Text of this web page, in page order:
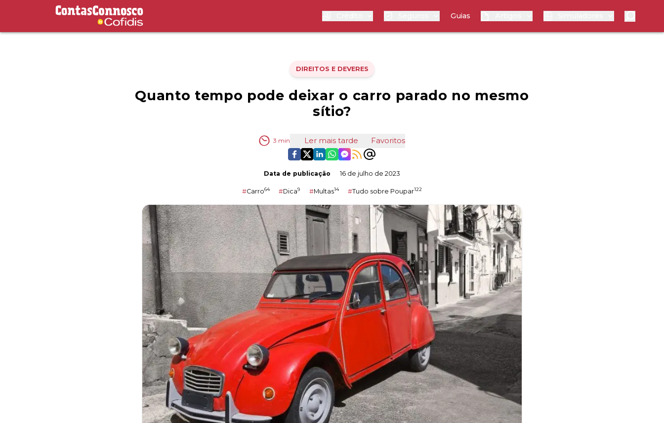
Contas Connosco by Cofidis Guias
DIREITOS E DEVERES
Quanto tempo pode deixar o carro parado no mesmo
sítio?
3 min Ler mais tarde Favoritos
Data de publicação 16 de julho de 2023
#Carro64 #Dica9 #Multas14 #Tudo sobre Poupar122